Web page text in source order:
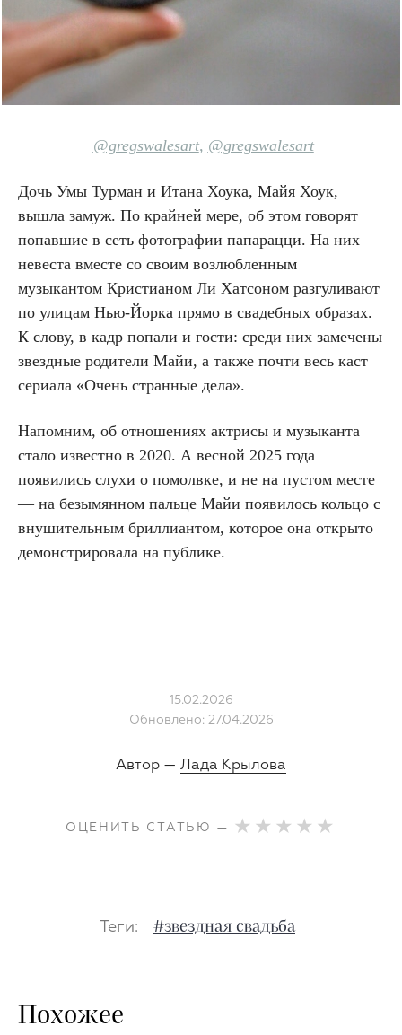
@gregswalesart, @gregswalesart
Дочь Умы Турман и Итана Хоука, Майя Хоук,
вышла замуж. По крайней мере, об этом говорят
попавшие в сеть фотографии папарацци. На них
невеста вместе со своим возлюбленным
музыкантом Кристианом Ли Хатсоном разгуливают
по улицам Нью-Йорка прямо в свадебных образах.
К слову, в кадр попали и гости: среди них замечены
звездные родители Майи, а также почти весь каст
сериала «Очень странные дела».
Напомним, об отношениях актрисы и музыканта
стало известно в 2020. А весной 2025 года
появились слухи о помолвке, и не на пустом месте
— на безымянном пальце Майи появилось кольцо с
внушительным бриллиантом, которое она открыто
демонстрировала на публике.
15.02.2026
Обновлено: 27.04.2026
Автор — Лада Крылова
ОЦЕНИТЬ СТАТЬЮ —
Теги: #звездная свадьба
Похожее